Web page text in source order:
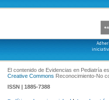
El contenido de Evidencias en Pediatría
Creative Commons Reconocimiento-No
ISSN | 1885-7388